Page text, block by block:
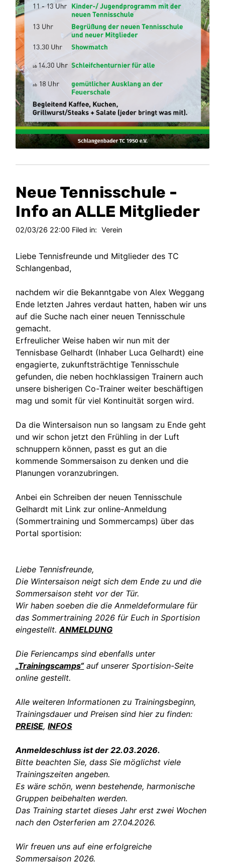
Neue Tennisschule -
Info an ALLE Mitglieder
02/03/26 22:00 Filed in: Verein
Liebe Tennisfreunde und Mitglieder des TC
Schlangenbad,
nachdem wir die Bekanntgabe von Alex Weggang
Ende letzten Jahres verdaut hatten, haben wir uns
auf die Suche nach einer neuen Tennisschule
gemacht.
Erfreulicher Weise haben wir nun mit der
Tennisbase Gelhardt (Inhaber Luca Gelhardt) eine
engagierte, zukunftsträchtige Tennisschule
gefunden, die neben hochklassigen Trainern auch
unsere bisherigen Co-Trainer weiter beschäftigen
mag und somit für viel Kontinuität sorgen wird.
Da die Wintersaison nun so langsam zu Ende geht
und wir schon jetzt den Frühling in der Luft
schnuppern können, passt es gut an die
kommende Sommersaison zu denken und die
Planungen voranzubringen.
Anbei ein Schreiben der neuen Tennisschule
Gelhardt mit Link zur online-Anmeldung
(Sommertraining und Sommercamps) über das
Portal sportision:
Liebe Tennisfreunde,
Die Wintersaison neigt sich dem Ende zu und die
Sommersaison steht vor der Tür.
Wir haben soeben die die Anmeldeformulare für
das Sommertraining 2026 für Euch in Sportision
eingestellt.ANMELDUNG
Die Feriencamps sind ebenfalls unter
„Trainingscamps“auf unserer Sportision-Seite
online gestellt.
Alle weiteren Informationen zu Trainingsbeginn,
Trainingsdauer und Preisen sind hier zu finden:
PREISE,INFOS
Anmeldeschluss ist der 22.03.2026.
Bitte beachten Sie, dass Sie möglichst viele
Trainingszeiten angeben.
Es wäre schön, wenn bestehende, harmonische
Gruppen beibehalten werden.
Das Training startet dieses Jahr erst zwei Wochen
nach den Osterferien am 27.04.2026.
Wir freuen uns auf eine erfolgreiche
Sommersaison 2026.